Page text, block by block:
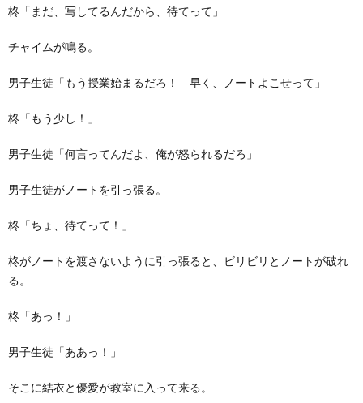
柊「まだ、写してるんだから、待てって」
チャイムが鳴る。
男子生徒「もう授業始まるだろ！ 早く、ノートよこせって」
柊「もう少し！」
男子生徒「何言ってんだよ、俺が怒られるだろ」
男子生徒がノートを引っ張る。
柊「ちょ、待てって！」
柊がノートを渡さないように引っ張ると、ビリビリとノートが破れ
る。
柊「あっ！」
男子生徒「ああっ！」
そこに結衣と優愛が教室に入って来る。